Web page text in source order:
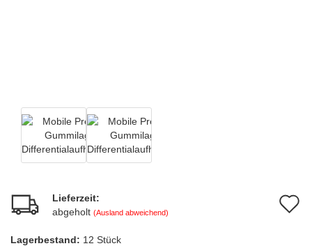
Lieferzeit:
abgeholt (Ausland abweichend)
Lagerbestand: 12 Stück